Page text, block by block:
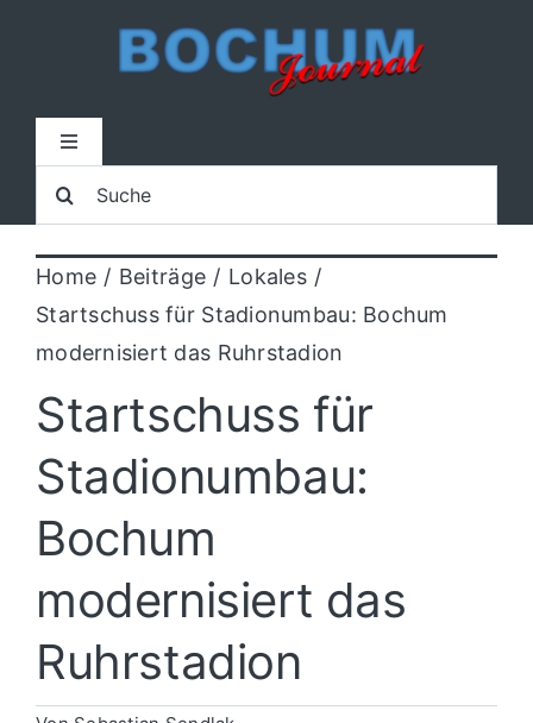
Toggle
Home
Lokal
Blaulicht
Sport
Kultur
Politik
Wirtschaft
Suche
nach:
Home Beiträge
Lokales
Startschuss für Stadionumbau: Bochum
modernisiert das Ruhrstadion
Startschuss für
Stadionumbau:
Bochum
modernisiert das
Ruhrstadion